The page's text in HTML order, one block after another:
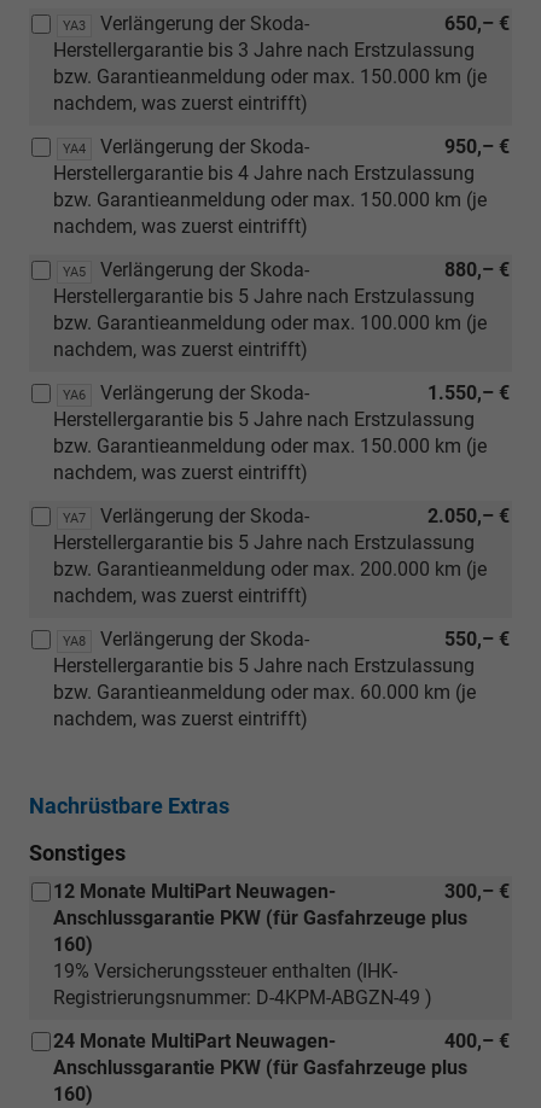
YA3 650,– €
Verlängerung der Skoda-
Herstellergarantie bis 3 Jahre nach Erstzulassung
bzw. Garantieanmeldung oder max. 150.000 km (je
nachdem, was zuerst eintrifft)
YA4 950,– €
Verlängerung der Skoda-
Herstellergarantie bis 4 Jahre nach Erstzulassung
bzw. Garantieanmeldung oder max. 150.000 km (je
nachdem, was zuerst eintrifft)
YA5 880,– €
Verlängerung der Skoda-
Herstellergarantie bis 5 Jahre nach Erstzulassung
bzw. Garantieanmeldung oder max. 100.000 km (je
nachdem, was zuerst eintrifft)
YA6 1.550,– €
Verlängerung der Skoda-
Herstellergarantie bis 5 Jahre nach Erstzulassung
bzw. Garantieanmeldung oder max. 150.000 km (je
nachdem, was zuerst eintrifft)
YA7 2.050,– €
Verlängerung der Skoda-
Herstellergarantie bis 5 Jahre nach Erstzulassung
bzw. Garantieanmeldung oder max. 200.000 km (je
nachdem, was zuerst eintrifft)
YA8 550,– €
Verlängerung der Skoda-
Herstellergarantie bis 5 Jahre nach Erstzulassung
bzw. Garantieanmeldung oder max. 60.000 km (je
nachdem, was zuerst eintrifft)
Nachrüstbare Extras
Sonstiges
300,– €
12 Monate MultiPart Neuwagen-
Anschlussgarantie PKW (für Gasfahrzeuge plus
160)
19% Versicherungssteuer enthalten (IHK-
Registrierungsnummer: D-4KPM-ABGZN-49 )
400,– €
24 Monate MultiPart Neuwagen-
Anschlussgarantie PKW (für Gasfahrzeuge plus
160)